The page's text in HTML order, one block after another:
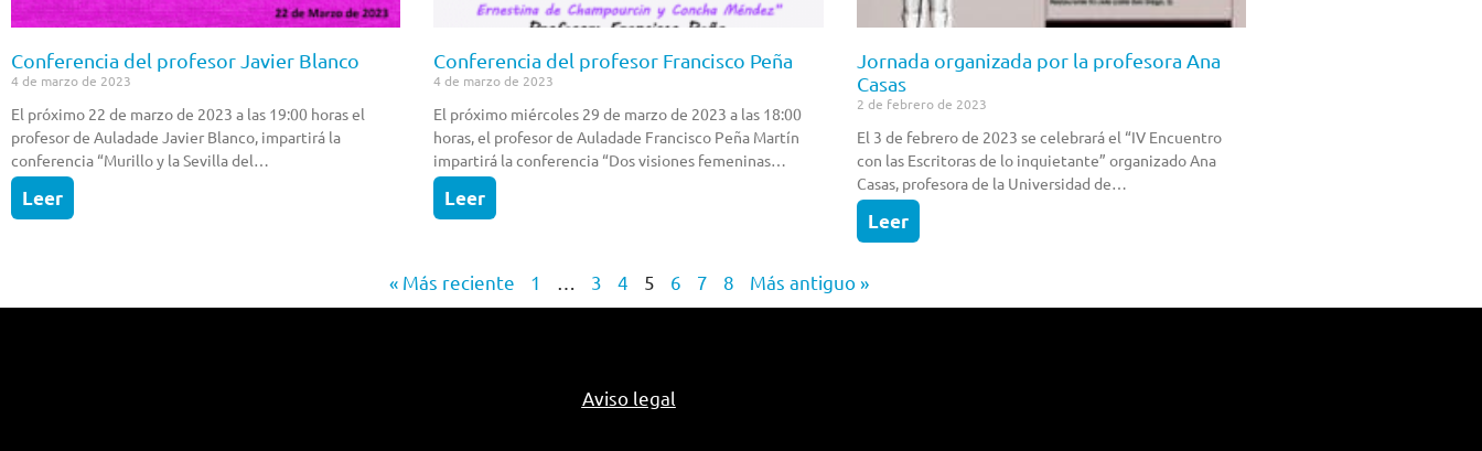
Conferencia del profesor Javier Blanco
4 de marzo de 2023
El próximo 22 de marzo de 2023 a las 19:00 horas el
profesor de Auladade Javier Blanco, impartirá la
conferencia “Murillo y la Sevilla del…
Leer
Conferencia del profesor Francisco Peña
4 de marzo de 2023
El próximo miércoles 29 de marzo de 2023 a las 18:00
horas, el profesor de Auladade Francisco Peña Martín
impartirá la conferencia “Dos visiones femeninas…
Leer
Jornada organizada por la profesora Ana
Casas
2 de febrero de 2023
El 3 de febrero de 2023 se celebrará el “IV Encuentro
con las Escritoras de lo inquietante” organizado Ana
Casas, profesora de la Universidad de…
Leer
« Más reciente 1 … 3 4 5 6 7 8 Más antiguo »
Aviso legal